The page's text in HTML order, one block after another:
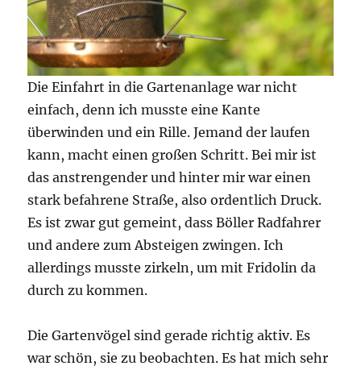
Die Einfahrt in die Gartenanlage war nicht
einfach, denn ich musste eine Kante
überwinden und ein Rille. Jemand der laufen
kann, macht einen großen Schritt. Bei mir ist
das anstrengender und hinter mir war einen
stark befahrene Straße, also ordentlich Druck.
Es ist zwar gut gemeint, dass Böller Radfahrer
und andere zum Absteigen zwingen. Ich
allerdings musste zirkeln, um mit Fridolin da
durch zu kommen.
Die Gartenvögel sind gerade richtig aktiv. Es
war schön, sie zu beobachten. Es hat mich sehr